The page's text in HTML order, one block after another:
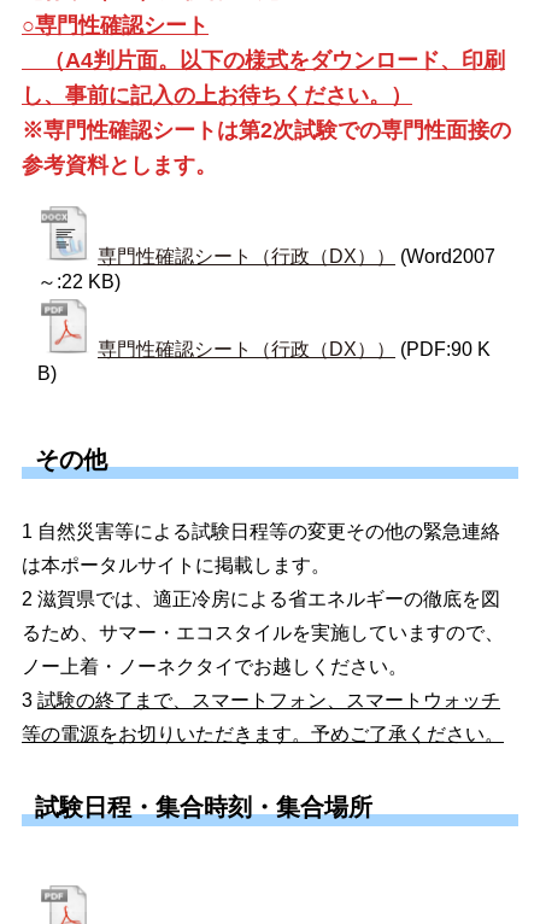
○専門性確認シート
（A4判片面。以下の様式をダウンロード、印刷
し、事前に記入の上お待ちください。）
※専門性確認シートは第2次試験での専門性面接の
参考資料とします。
専門性確認シート（行政（DX））
(Word2007
～:22 KB)
専門性確認シート（行政（DX））
(PDF:90 K
B)
その他
1 自然災害等による試験日程等の変更その他の緊急連絡
は本ポータルサイトに掲載します。
2 滋賀県では、適正冷房による省エネルギーの徹底を図
るため、サマー・エコスタイルを実施していますので、
ノー上着・ノーネクタイでお越しください。
3 試験の終了まで、スマートフォン、スマートウォッチ
等の電源をお切りいただきます。予めご了承ください。
試験日程・集合時刻・集合場所